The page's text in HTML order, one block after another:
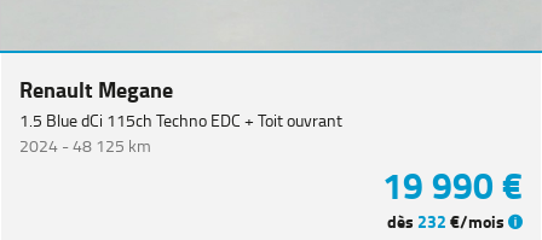
Renault Megane
1.5 Blue dCi 115ch Techno EDC + Toit ouvrant
2024 -48 125 km
19 990 €
dès 232€/mois